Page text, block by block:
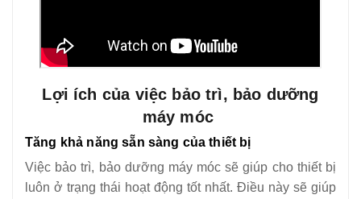
Lợi ích của việc bảo trì, bảo dưỡng
máy móc
Tăng khả năng sẵn sàng của thiết bị
Việc bảo trì, bảo dưỡng máy móc sẽ giúp cho thiết bị
luôn ở trạng thái hoạt động tốt nhất. Điều này sẽ giúp